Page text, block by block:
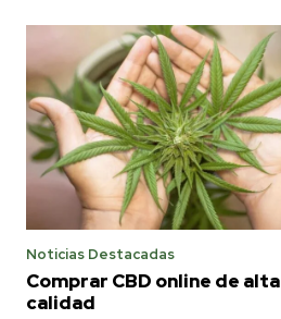
Noticias Destacadas
Comprar CBD online de alta
calidad